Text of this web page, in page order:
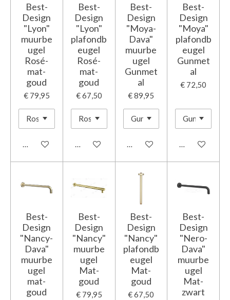
Best-
Design
"Lyon"
muurbe
ugel
Rosé-
mat-
goud
€ 79,95
In winkelwagen
Best-
Design
"Lyon"
plafondb
eugel
Rosé-
mat-
goud
€ 67,50
In winkelwagen
Best-
Design
"Moya-
Dava"
muurbe
ugel
Gunmet
al
€ 89,95
In winkelwagen
Best-
Design
"Moya"
plafondb
eugel
Gunmet
al
€ 72,50
In
Best-
Design
"Nancy-
Dava"
muurbe
ugel
mat-
goud
Best-
Design
"Nancy"
muurbe
ugel
Mat-
goud
€ 79,95
Best-
Design
"Nancy"
plafondb
eugel
Mat-
goud
€ 67,50
Best-
Design
"Nero-
Dava"
muurbe
ugel
Mat-
zwart